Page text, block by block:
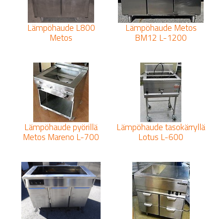
Lämpöhaude L800
Metos
Lämpöhaude Metos
BM12 L-1200
Lämpöhaude pyörillä
Metos Mareno L-700
Lämpöhaude tasokärryllä
Lotus L-600